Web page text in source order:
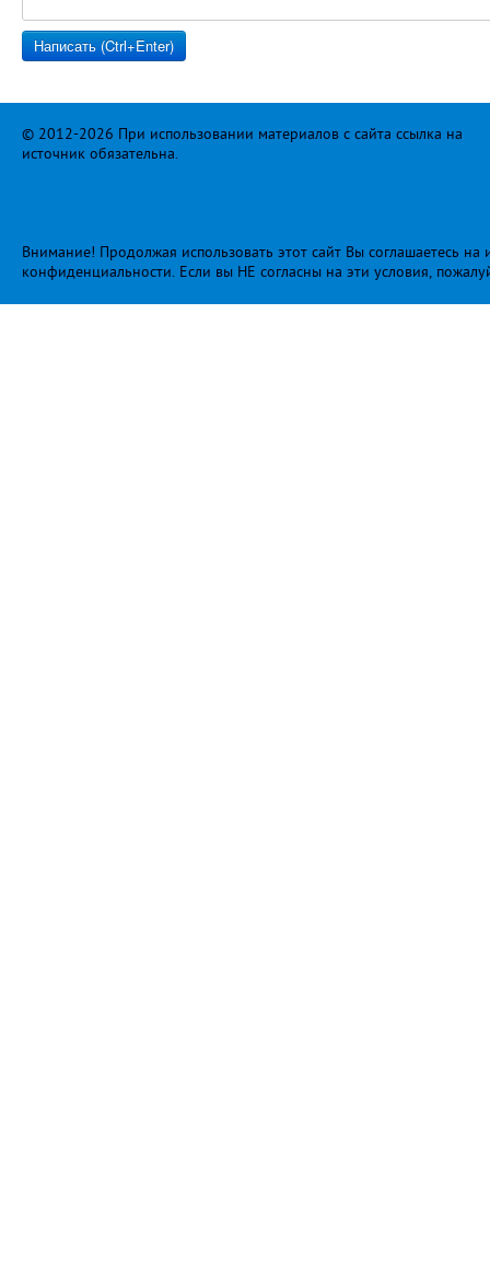
© 2012-2026 При использовании материалов с сайта ссылка на
источник обязательна.
Внимание! Продолжая использовать этот сайт Вы соглашаетесь
конфиденциальности. Если вы НЕ согласны на эти условия,